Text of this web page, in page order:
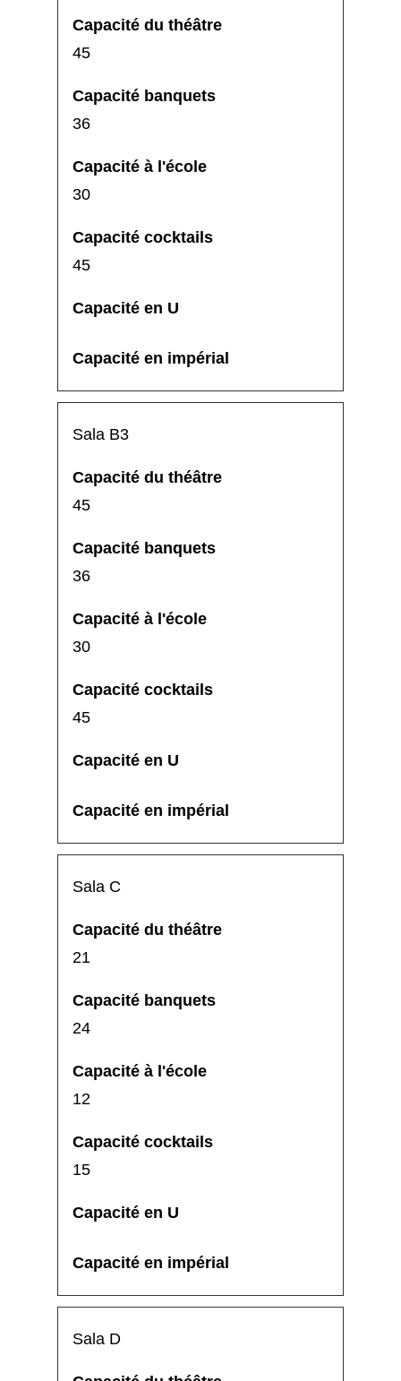
45
36
30
45
Sala B3
45
36
30
45
Sala C
21
24
12
15
Sala D